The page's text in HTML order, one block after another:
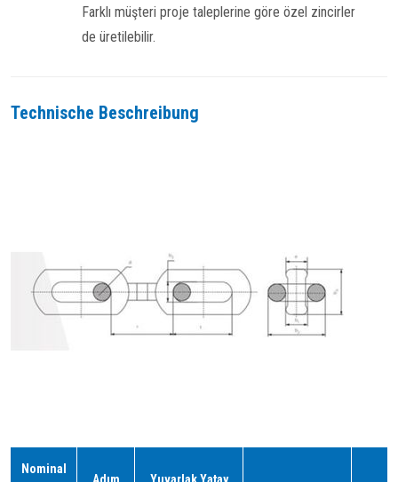
Farklı müşteri proje taleplerine göre özel zincirler
de üretilebilir.
Technische Beschreibung
Nominal